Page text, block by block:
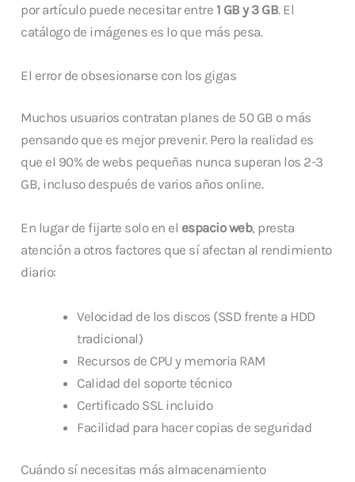
por artículo puede necesitar entre 1 GB y 3 GB. El
catálogo de imágenes es lo que más pesa.
El error de obsesionarse con los gigas
Muchos usuarios contratan planes de 50 GB o más
pensando que es mejor prevenir. Pero la realidad es
que el 90% de webs pequeñas nunca superan los 2-3
GB, incluso después de varios años online.
En lugar de fijarte solo en el espacio web, presta
atención a otros factores que sí afectan al rendimiento
diario:
Velocidad de los discos (SSD frente a HDD
tradicional)
Recursos de CPU y memoria RAM
Calidad del soporte técnico
Certificado SSL incluido
Facilidad para hacer copias de seguridad
Cuándo sí necesitas más almacenamiento